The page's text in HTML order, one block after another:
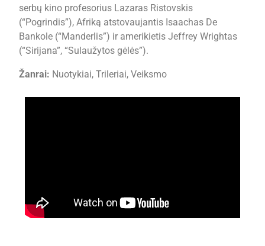
serbų kino profesorius Lazaras Ristovskis
(“Pogrindis”), Afriką atstovaujantis Isaachas De
Bankole (“Manderlis”) ir amerikietis Jeffrey Wrightas
(“Sirijana”, “Sulaužytos gėlės”).
Žanrai: Nuotykiai, Trileriai, Veiksmo